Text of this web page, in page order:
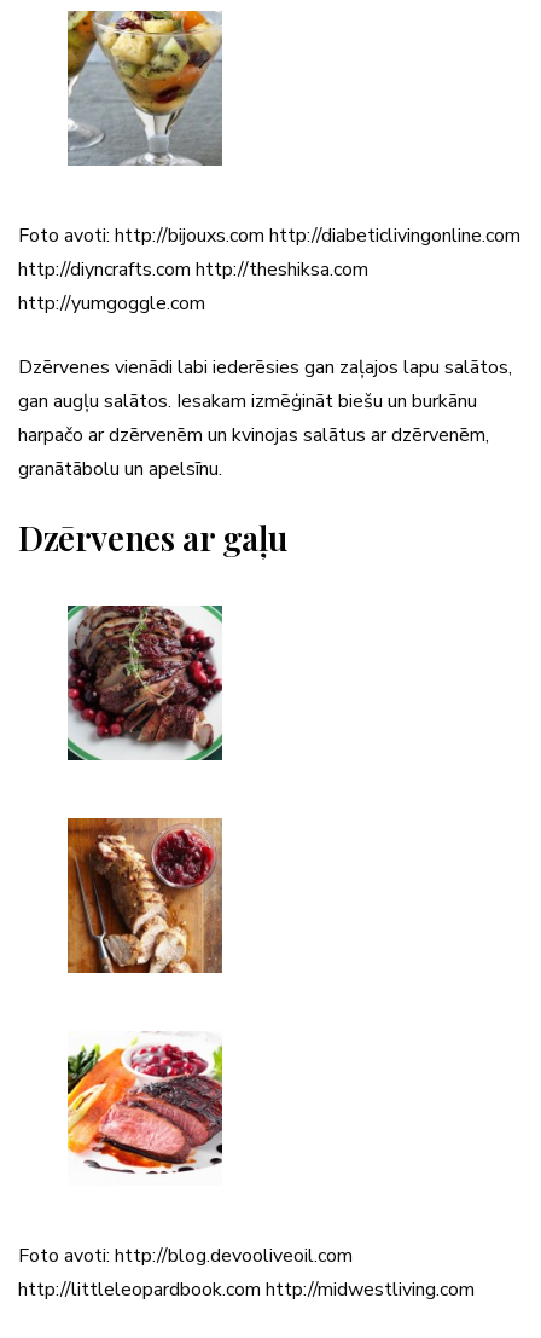
Foto avoti: http://bijouxs.com http://diabeticlivingonline.com
http://diyncrafts.com http://theshiksa.com
http://yumgoggle.com
Dzērvenes vienādi labi iederēsies gan zaļajos lapu salātos,
gan augļu salātos. Iesakam izmēģināt biešu un burkānu
harpačo ar dzērvenēm un kvinojas salātus ar dzērvenēm,
granātābolu un apelsīnu.
Dzērvenes ar gaļu
Foto avoti: http://blog.devooliveoil.com
http://littleleopardbook.com http://midwestliving.com